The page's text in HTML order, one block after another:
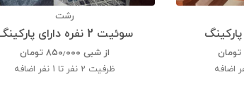
تومان
رشت
سوئیت 2 نفره دارای پارکینگ
از شبی ۸۵۰٫۰۰۰ تومان
ظرفیت 2 نفر تا 1 نفر اضافه